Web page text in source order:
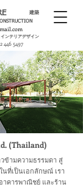
建築
.com
ンテリアデザイン
446 5497
(Thailand)
ข้ามความธรรมดา สู่
ที่เป็นเอกลักษณ์ เรา
าคารพาณิชย์ และร้าน